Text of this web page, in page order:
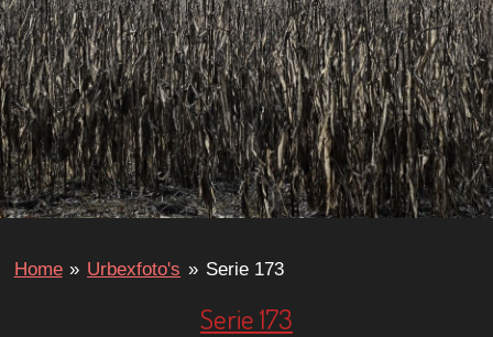
Home » Urbexfoto's » Serie 173
Serie 173